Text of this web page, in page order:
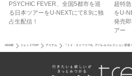
PSYCHIC FEVER、全国5都市を巡
る日本ツアーをU‐NEXTにて8.9に独
占生配信！
超特
をU-
発売
アー
HOME トレンドTOP アイテム 『トイ・ストーリー5』アパレルコレクション登